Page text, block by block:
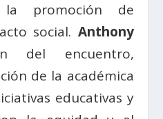
promoción de
social. Anthony
del encuentro,
de la académica
educativas y